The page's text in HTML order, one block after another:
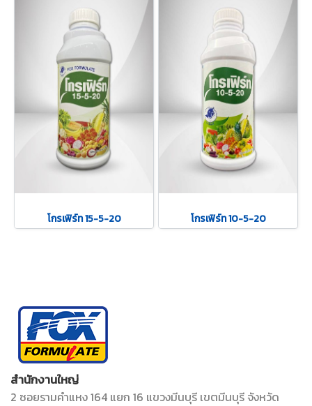
โกรเฟิร์ท 15-5-20 โกรเฟิร์ท 10-5-20
สำนักงานใหญ่
2 ซอยรามคำแหง 164 แยก 16 แขวงมีนบุรี เขตมีนบุรี จังหวัด